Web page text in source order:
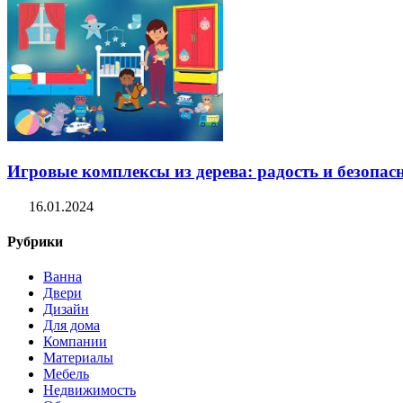
Игровые комплексы из дерева: радость и
16.01.2024
Рубрики
Ванна
Двери
Дизайн
Для дома
Компании
Материалы
Мебель
Недвижимость